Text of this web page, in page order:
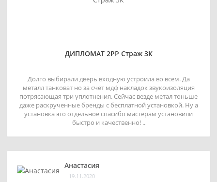
ДИПЛОМАТ 2РР Страж 3К
Долго выбирали дверь входную устроила во всем. Да
металл танковат но за счёт мдф накладок звукоизоляция
потрясающая три уплотнения. Сейчас везде метал тоньше
даже раскрученные бренды с бесплатной установкой. Ну а
установка это отдельное спасибо мастерам установили
быстро и качественно! ..
Анастасия
19.11.2020